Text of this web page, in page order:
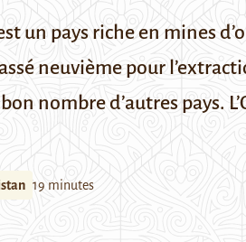
un pays riche en mines
neuvième pour
nombre d’autres pays.
19 minutes